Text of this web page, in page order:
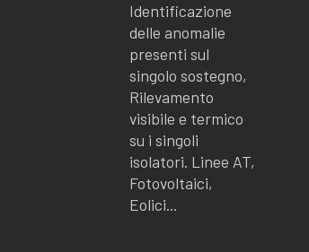
Identificazione
delle anomalie
presenti sul
singolo sostegno,
Rilevamento
visibile e termico
su i singoli
isolatori. Linee AT,
Fotovoltaici,
Eolici...